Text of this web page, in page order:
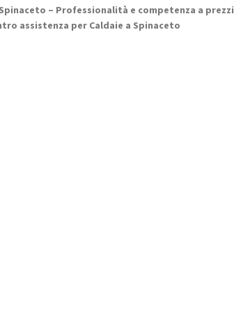
– Professionalità e competenza a prezzi
assistenza per Caldaie a Spinaceto